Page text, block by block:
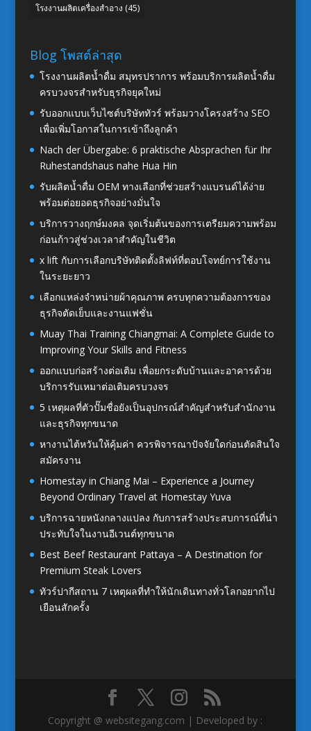
โรงงานผลิตเครื่องสำอาง (45)
Blog โพสต์ล่าสุด
โรงงานผลิตน้ำดื่ม สมุทรปราการ พร้อมบริการผลิตน้ำดื่ม
ครบวงจรสำหรับธุรกิจยุคใหม่
รับออกแบบเว็บไซต์บริษัททัวร์ พร้อมวางโครงสร้าง SEO
เพื่อเพิ่มโอกาสในการเข้าถึงลูกค้า
Nach der Übergabe: 6 praktische Absprachen für Ihr
Ruhestandshaus nahe Hua Hin
รับผลิตน้ำดื่ม OEM ทางเลือกที่ช่วยสร้างแบรนด์ได้ง่าย
พร้อมต่อยอดธุรกิจอย่างมั่นใจ
บริการวางฤกษ์มงคล จุดเริ่มต้นของการเตรียมความพร้อม
ก่อนก้าวสู่ช่วงเวลาสำคัญในชีวิต
x lift กับการเลือกบริษัทติดตั้งลิฟท์ที่ตอบโจทย์การใช้งาน
ในระยะยาว
เลือกแหล่งจำหน่ายผ้าคุณภาพ ครบทุกความต้องการของ
ธุรกิจตัดเย็บและงานแฟชั่น
Muay Thai Training Chiangmai: A Complete Guide to
Improving Your Skills and Fitness
ออกแบบก่อสร้างต่อเติม เพื่อยกระดับบ้านและอาคารด้วย
บริการรับเหมาต่อเติมครบวงจร
5 เหตุผลที่ตัวปั๊มชื่อยังเป็นอุปกรณ์สำคัญสำหรับสำนักงาน
และธุรกิจทุกขนาด
หางานไต้หวันให้คุ้มค่า ควรพิจารณาปัจจัยใดก่อนตัดสินใจ
สมัครงาน
Homestay in Chiang Mai – Experience a Journey
Beyond Ordinary Travel at Homestay Yuva
บริการฉายหนังกลางแปลง กับการสร้างประสบการณ์ที่น่า
ประทับใจในงานอีเวนต์ทุกขนาด
Best Beef Restaurant Pattaya – A Destination for
Premium Steak Lovers
ทัวร์ปากีสถาน 7 เหตุผลที่ทำให้นักเดินทางทั่วโลกอยากไป
เยือนสักครั้ง
Copyright @ websitegang.com | Developed by :